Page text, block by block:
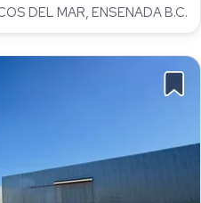
DEL MAR, ENSENADA B.C.